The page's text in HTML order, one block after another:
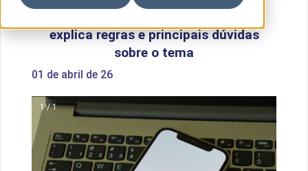
explica regras e principais dúvidas
sobre o tema
01 de abril de 26
1 / 1